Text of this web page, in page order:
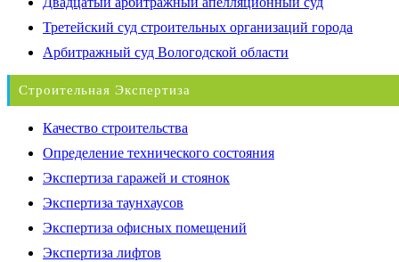
Третейский суд строительных организаций города
Арбитражный суд Вологодской области
Строительная Экспертиза
Качество строительства
Определение технического состояния
Экспертиза гаражей и стоянок
Экспертиза таунхаусов
Экспертиза офисных помещений
Экспертиза лифтов